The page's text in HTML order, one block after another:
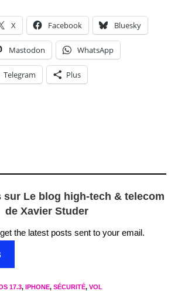
X Facebook Bluesky
Mastodon WhatsApp
Telegram Plus
sur Le blog high-tech & telecom
de Xavier Studer
the latest posts sent to your email.
17.3, IPHONE, SÉCURITÉ, VOL